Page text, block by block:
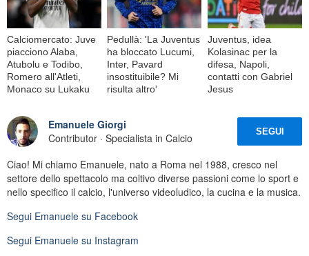
Calciomercato: Juve
piacciono Alaba,
Atubolu e Todibo,
Romero all'Atleti,
Monaco su Lukaku
Pedullà: 'La Juventus
ha bloccato Lucumi,
Inter, Pavard
insostituibile? Mi
risulta altro'
Juventus, idea
Kolasinac per la
difesa, Napoli,
contatti con Gabriel
Jesus
Emanuele Giorgi
Contributor · Specialista in Calcio
SEGUI
Ciao! Mi chiamo Emanuele, nato a Roma nel 1988, cresco nel
settore dello spettacolo ma coltivo diverse passioni come lo sport e
nello specifico il calcio, l'universo videoludico, la cucina e la musica.
Segui Emanuele su Facebook
Segui Emanuele su Instagram